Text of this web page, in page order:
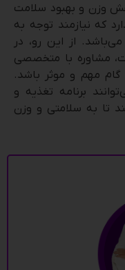
وزن و بهبود سلامت
که نیازمند توجه به
از این رو، در
مشاوره با متخصصی
گام مهم و موثر باشد.
برنامه تغذیه و
تا به سلامتی و وزن